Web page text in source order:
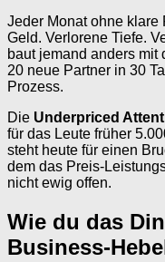
Jeder Monat ohne klare
Geld. Verlorene Tiefe.
baut jemand anders mit
20 neue Partner in 30
Prozess.
Die Underpriced
für das Leute früher
steht heute für einen
dem das Preis-
nicht ewig offen.
Wie du das
Business-